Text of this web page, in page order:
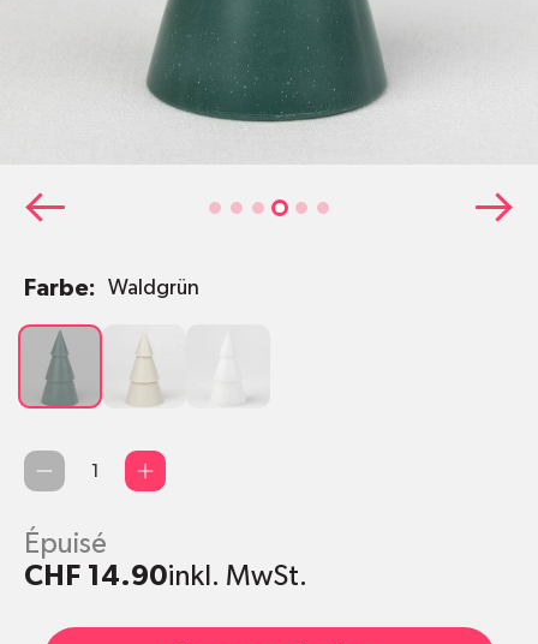
Farbe: Waldgrün
Waldgrün Grau
Quantité
Épuisé
CHF 14.90inkl. MwSt.